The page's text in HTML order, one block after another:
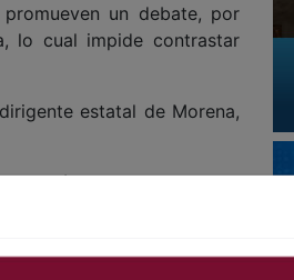
un debate, por
lo cual impide contrastar
estatal de Morena,
perdón, aliados a Morena
México (PVEM), cuyos
Ramos Hernández,
Morena, que se supone